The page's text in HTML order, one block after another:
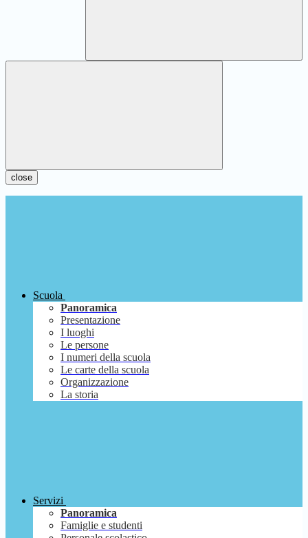
close
Scuola
Panoramica
Presentazione
I luoghi
Le persone
I numeri della scuola
Le carte della scuola
Organizzazione
La storia
Servizi
Panoramica
Famiglie e studenti